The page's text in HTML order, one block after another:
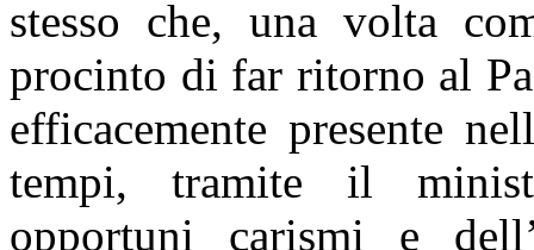
stesso che, una volta
procinto di far ritorno al
efficacemente presente
tempi, tramite il
opportuni carismi e